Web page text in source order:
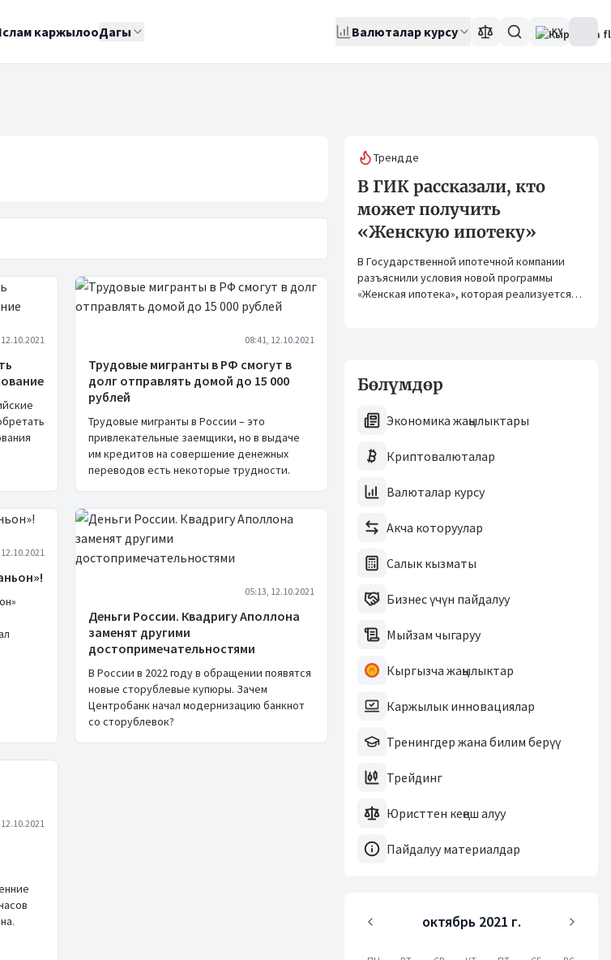
каржылооДагы Валюталар курсу KY
08:41, 12.10.2021
Трудовые мигранты в РФ смогут в
долг отправлять домой до 15 000
рублей
Трудовые мигранты в России – это
привлекательные заемщики, но в выдаче
им кредитов на совершение денежных
переводов есть некоторые трудности.
05:13, 12.10.2021
Деньги России. Квадригу Аполлона
заменят другими
достопримечательностями
В России в 2022 году в обращении появятся
новые сторублевые купюры. Зачем
Центробанк начал модернизацию банкнот
со сторублевок?
Трендде
В ГИК рассказали, кто
может получить
«Женскую ипотеку»
В Государственной ипотечной компании
разъяснили условия новой программы
«Женская ипотека», которая реализуется
Бөлүмдөр
Экономика жаңылыктары
Криптовалюталар
Валюталар курсу
Акча которуулар
Салык кызматы
Бизнес үчүн пайдалуу
Мыйзам чыгаруу
Кыргызча жаңылыктар
Каржылык инновациялар
Тренингдер жана билим берүү
Трейдинг
Юристтен кеңеш алуу
Пайдалуу материалдар
октябрь 2021 г.